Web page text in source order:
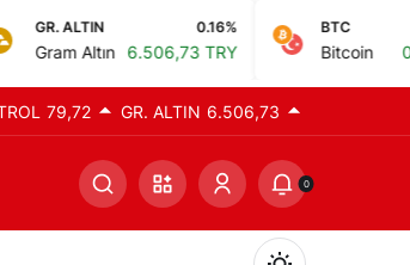
0.16%
6.506,73 TRY
BTC 0%
Bitcoin 0,00 TRY
79,72 GR. ALTIN 6.506,73
0